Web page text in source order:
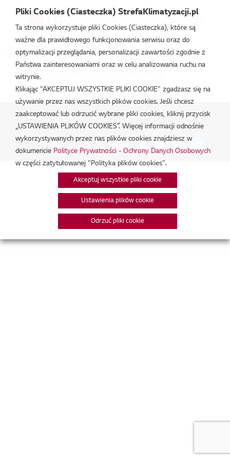
Strefa Klimatyzacji /CV24F
CV09.NE2_CV12.NE2.dwg
lut 19, 2026
Polityka Prywatności - Ochrona danych osobowych.|
Zarządzaj zgodami na pliki cookie
Połącz:
Pliki Cookies (Ciasteczka) StrefaKlimatyzacji.pl
Ta strona wykorzystuje pliki Cookies (Ciasteczka), które są
ważne dla prawidłowego funkcjonowania serwisu oraz do
optymalizacji przeglądania, personalizacji zawartości zgodnie z
Państwa zainteresowaniami oraz w celu analizowania ruchu na
witrynie.
Klikając "AKCEPTUJ WSZYSTKIE PLIKI COOKIE" zgadzasz się na
używanie przez nas wszystkich plików cookies. Jeśli chcesz
zaakceptować lub odrzucić wybrane pliki cookies, kliknij przycisk
„USTAWIENIA PLIKÓW COOKIES”. Więcej informacji odnośnie
wykorzystywanych przez nas plików cookies znajdziesz w
dokumencie Polityce Prywatności - Ochrony Danych Osobowych
w części zatytułowanej "Polityka plików cookies".
Akceptuj wszystkie pliki cookie
Ustawienia plików cookie
Odrzuć pliki cookie